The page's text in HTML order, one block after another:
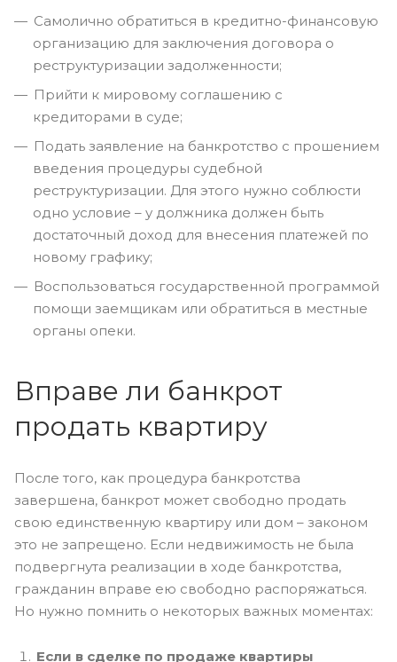
Самолично обратиться в кредитно-финансовую
организацию для заключения договора о
реструктуризации задолженности;
Прийти к мировому соглашению с
кредиторами в суде;
Подать заявление на банкротство с прошением
введения процедуры судебной
реструктуризации. Для этого нужно соблюсти
одно условие – у должника должен быть
достаточный доход для внесения платежей по
новому графику;
Воспользоваться государственной программой
помощи заемщикам или обратиться в местные
органы опеки.
Вправе ли банкрот
продать квартиру
После того, как процедура банкротства
завершена, банкрот может свободно продать
свою единственную квартиру или дом – законом
это не запрещено. Если недвижимость не была
подвергнута реализации в ходе банкротства,
гражданин вправе ею свободно распоряжаться.
Но нужно помнить о некоторых важных моментах:
Если в сделке по продаже квартиры